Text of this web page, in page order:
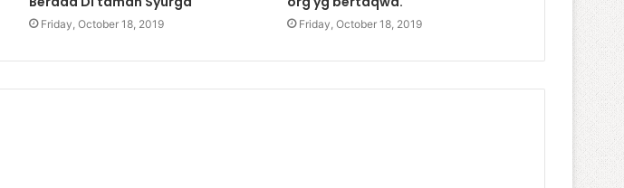
Friday, October 18, 2019 Friday, October 18, 2019